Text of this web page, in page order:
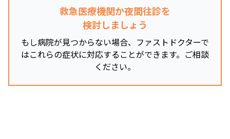
救急医療機関か夜間往診を
検討しましょう
もし病院が見つからない場合、ファストドクターで
はこれらの症状に対応することができます。ご相談
ください。